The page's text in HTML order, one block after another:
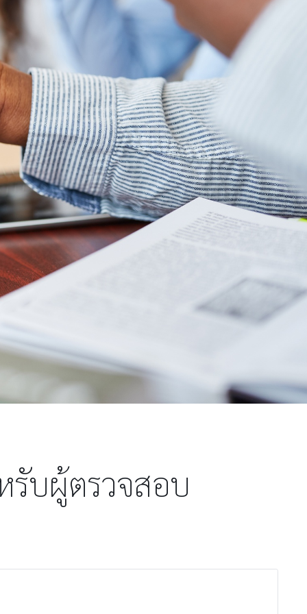
รับผู้ตรวจสอบ